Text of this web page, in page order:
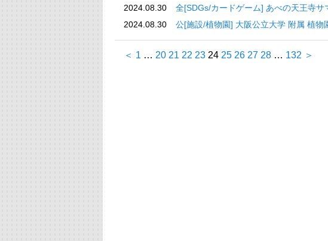
2024.08.30
全[SDGs/カードゲーム] あべの天王寺
2024.08.30
公[施設/植物園] 大阪公立大学
＜ 1 … 20 21 22 23 24 25 26 27 28 … 132 ＞